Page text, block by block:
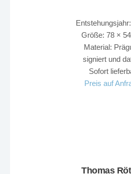
Größe: 78 ×
Material:
signiert und
Sofort
Preis auf
Thomas